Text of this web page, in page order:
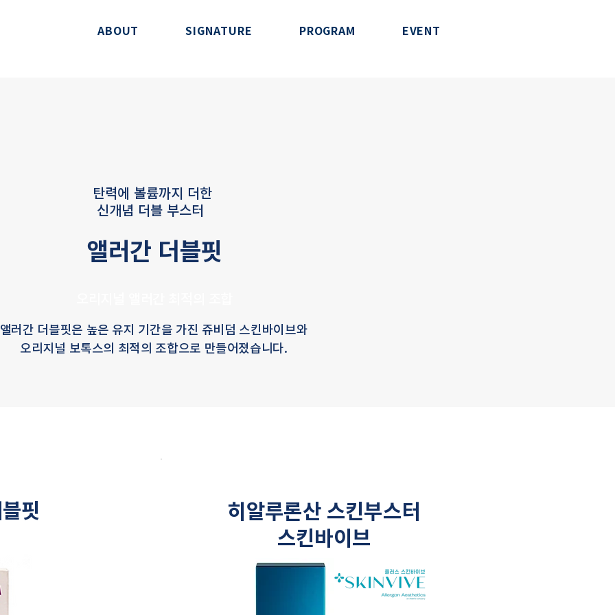
ABOUT SIGNATURE PROGRAM EVENT
탄력에 볼륨까지 더한
신개념 더블 부스터
앨러간 더블핏
앨러간 더블핏은 높은 유지 기간을 가진 쥬비덤 스킨바이브와
오리지널 보톡스의 최적의 조합으로 만들어졌습니다.
핏
히알루론산 스킨부스터
스킨바이브